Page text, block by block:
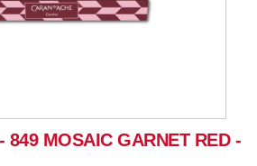
849 MOSAIC GARNET RED -